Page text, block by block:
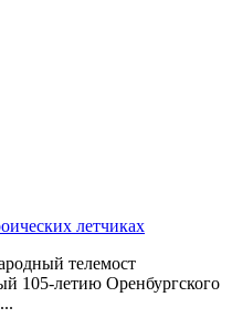
летчиках
телемост
105-летию Оренбургского